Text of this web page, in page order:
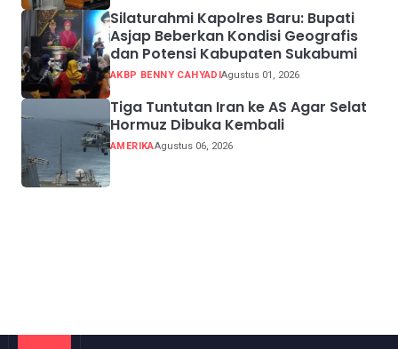
Silaturahmi Kapolres Baru: Bupati
Asjap Beberkan Kondisi Geografis
dan Potensi Kabupaten Sukabumi
AKBP BENNY CAHYADIAgustus 01, 2026
Tiga Tuntutan Iran ke AS Agar Selat
Hormuz Dibuka Kembali
AMERIKAAgustus 06, 2026